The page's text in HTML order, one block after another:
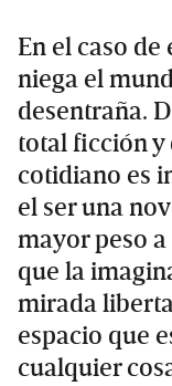
En el caso
niega el
desentraña.
total ficción
cotidiano es
el ser una
mayor peso
que la
mirada
espacio que
cualquier